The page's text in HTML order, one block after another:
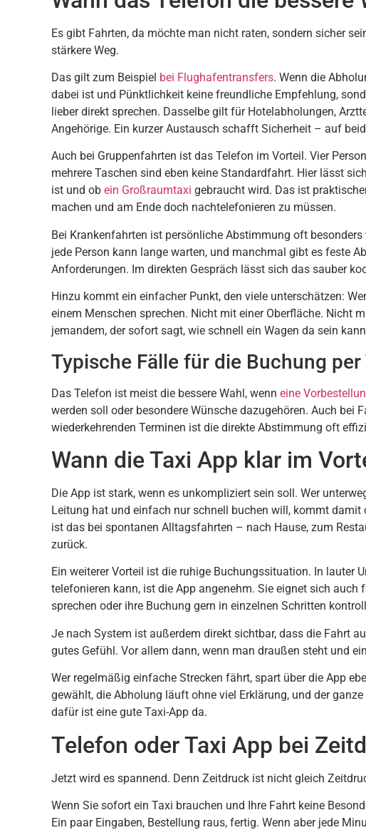
Es gibt Fahrten, da möchte man nicht raten, sondern sicher
stärkere Weg.
Das gilt zum Beispiel bei Flughafentransfers. Wenn die
dabei ist und Pünktlichkeit keine freundliche Empfehlung,
lieber direkt sprechen. Dasselbe gilt für Hotelabholungen,
Angehörige. Ein kurzer Austausch schafft Sicherheit – auf
Auch bei Gruppenfahrten ist das Telefon im Vorteil. Vier
mehrere Taschen sind eben keine Standardfahrt. Hier lässt
ist und ob ein Großraumtaxi gebraucht wird. Das ist
machen und am Ende doch nachtelefonieren zu müssen.
Bei Krankenfahrten ist persönliche Abstimmung oft
jede Person kann lange warten, und manchmal gibt es feste
Anforderungen. Im direkten Gespräch lässt sich das sauber
Hinzu kommt ein einfacher Punkt, den viele unterschätzen:
einem Menschen sprechen. Nicht mit einer Oberfläche. Nicht
jemandem, der sofort sagt, wie schnell ein Wagen da sein
Typische Fälle für die Buchung per
Das Telefon ist meist die bessere Wahl, wenn eine
werden soll oder besondere Wünsche dazugehören. Auch bei
wiederkehrenden Terminen ist die direkte Abstimmung oft
Wann die Taxi App klar im
Die App ist stark, wenn es unkompliziert sein soll. Wer
Leitung hat und einfach nur schnell buchen will, kommt damit
ist das bei spontanen Alltagsfahrten – nach Hause, zum
zurück.
Ein weiterer Vorteil ist die ruhige Buchungssituation. In lauter
telefonieren kann, ist die App angenehm. Sie eignet sich auch
sprechen oder ihre Buchung gern in einzelnen Schritten
Je nach System ist außerdem direkt sichtbar, dass die Fahrt
gutes Gefühl. Vor allem dann, wenn man draußen steht und
Wer regelmäßig einfache Strecken fährt, spart über die App
gewählt, die Abholung läuft ohne viel Erklärung, und der
dafür ist eine gute Taxi-App da.
Telefon oder Taxi App bei
Jetzt wird es spannend. Denn Zeitdruck ist nicht gleich
Wenn Sie sofort ein Taxi brauchen und Ihre Fahrt keine
Ein paar Eingaben, Bestellung raus, fertig. Wenn aber jede